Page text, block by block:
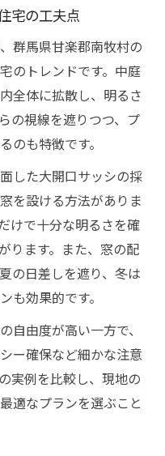
宅の工夫点
群馬県甘楽郡南牧村の
のトレンドです。中庭
全体に拡散し、明るさ
の視線を遮りつつ、プ
のも特徴です。
した大開口サッシの採
を設ける方法がありま
けで十分な明るさを確
ります。また、窓の配
の日差しを遮り、冬は
も効果的です。
自由度が高い一方で、
ー確保など細かな注意
実例を比較し、現地の
適なプランを選ぶこと